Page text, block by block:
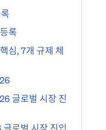
록
심, 7개 규제 체
글로벌 시장 진